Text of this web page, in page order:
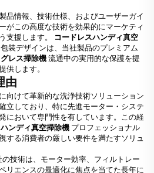
品情報、技術仕様、およびユーザーガイ
がこの高度な技術を効果的にマーケティ
支援します。
コードレスハンディ真空
装デザインは、当社製品のプレミアム
レス掃除機流通中の実用的な保護を提
供します。
由
向けて革新的な洗浄技術ソリューション
立しており、特に先進モーター・システ
において専門性を有しています。この経
ンディ真空掃除機 プロフェッショナル
する消費者の厳しい要件を満たすソリュ
の技術は、モーター効率、フィルトレー
リエンスの最適化に焦点を当てた長年に